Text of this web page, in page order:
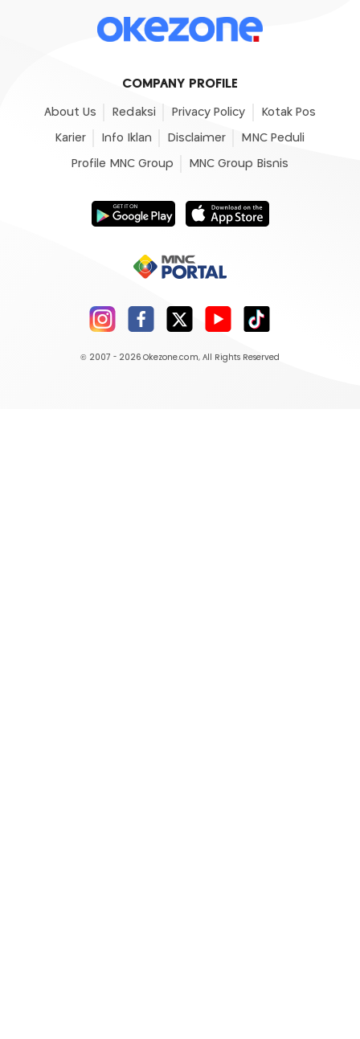
COMPANY PROFILE
About Us Redaksi Privacy Policy Kotak Pos
Karier Info Iklan Disclaimer MNC Peduli
Profile MNC Group MNC Group Bisnis
© 2007 - 2026 Okezone.com, All Rights Reserved